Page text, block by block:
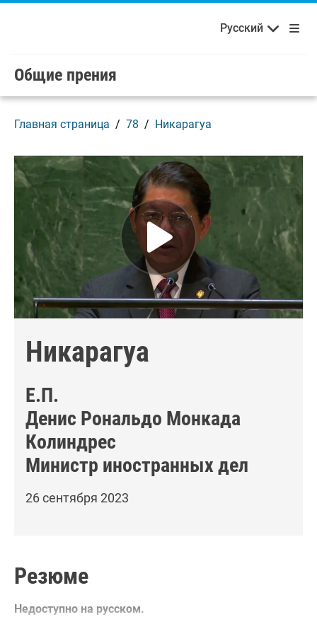
Skip to main content / navigation
Добро пожаловать в ООН! Français Русский
Русский
Общие прения
Главная страница 78 Никарагуа
Никарагуа
Е.П.
Денис Рональдо Монкада
Колиндрес
Министр иностранных дел
26 сентября 2023
Резюме
Недоступно на русском.